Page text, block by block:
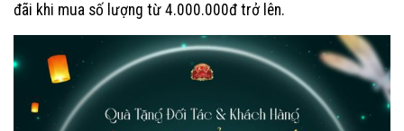
đãi khi mua số lượng từ 4.000.000đ trở lên.